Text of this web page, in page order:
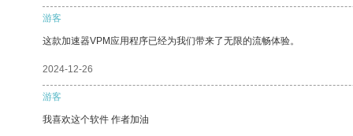
游客
这款加速器VPM应用程序已经为我们带来了无限的流畅体验。
2024-12-26
游客
我喜欢这个软件 作者加油